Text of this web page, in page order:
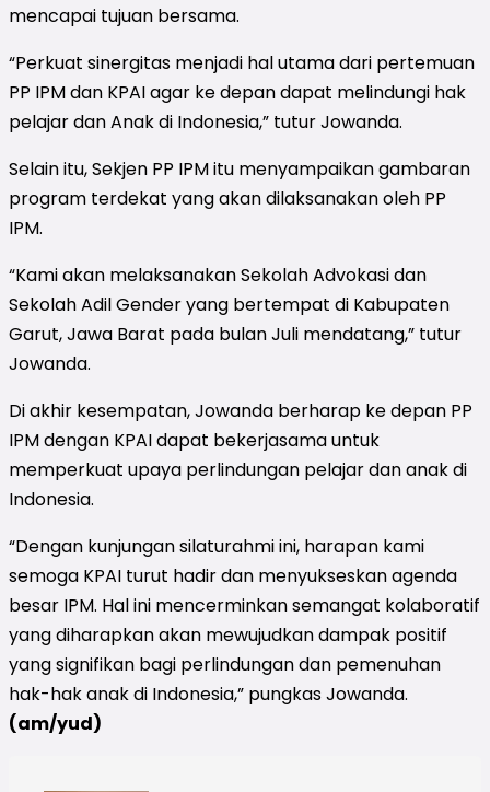
mencapai tujuan bersama.
“Perkuat sinergitas menjadi hal utama dari pertemuan
PP IPM dan KPAI agar ke depan dapat melindungi hak
pelajar dan Anak di Indonesia,” tutur Jowanda.
Selain itu, Sekjen PP IPM itu menyampaikan gambaran
program terdekat yang akan dilaksanakan oleh PP
IPM.
“Kami akan melaksanakan Sekolah Advokasi dan
Sekolah Adil Gender yang bertempat di Kabupaten
Garut, Jawa Barat pada bulan Juli mendatang,” tutur
Jowanda.
Di akhir kesempatan, Jowanda berharap ke depan PP
IPM dengan KPAI dapat bekerjasama untuk
memperkuat upaya perlindungan pelajar dan anak di
Indonesia.
“Dengan kunjungan silaturahmi ini, harapan kami
semoga KPAI turut hadir dan menyukseskan agenda
besar IPM. Hal ini mencerminkan semangat kolaboratif
yang diharapkan akan mewujudkan dampak positif
yang signifikan bagi perlindungan dan pemenuhan
hak-hak anak di Indonesia,” pungkas Jowanda.
(am/yud)